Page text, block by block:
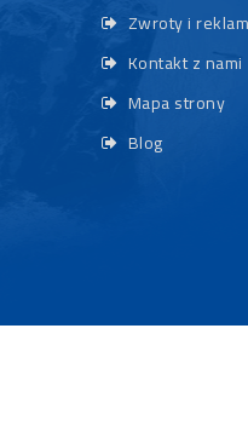
Zwroty i
Kontakt z nami
Mapa strony
Blog